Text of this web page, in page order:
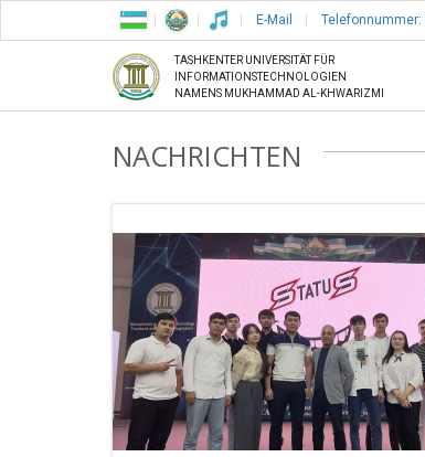
E-Mail Telefonnummer:
TASHKENTER UNIVERSITÄT FÜR
INFORMATIONSTECHNOLOGIEN
NAMENS MUKHAMMAD AL-KHWARIZMI
NACHRICHTEN